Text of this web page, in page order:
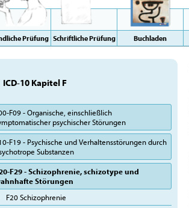
Prüfung Schriftliche Prüfung Buchladen
ICD-10 Kapitel F
F09 - Organische, einschließlich
psychischer Störungen
F19 - Psychische und Verhaltensstörungen durch
Substanzen
F29 - Schizophrenie, schizotype und
Störungen
F20 Schizophrenie